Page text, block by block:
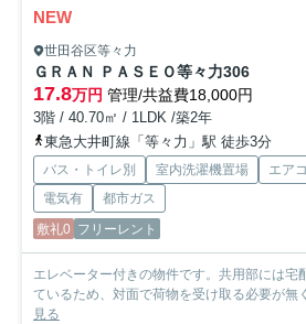
NEW
世田谷区等々力
ＧＲＡＮ ＰＡＳＥＯ等々力306
17.8万円 管理/共益費18,000円
3階 / 40.70㎡ / 1LDK /築2年
東急大井町線「等々力」駅 徒歩3分
バス・トイレ別 室内洗濯機置場 エア
電気有
都市ガス
敷礼0 フリーレント
エレベーター付きの物件です。共用部には宅
ているため、対面で荷物を受け取る必要が無
見る